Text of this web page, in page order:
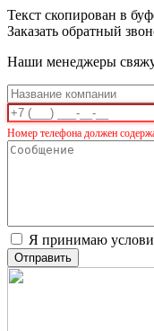
Текст скопирован в
Заказать обратный
Наши менеджеры
Номер телефона должен
Я принимаю
Отправить